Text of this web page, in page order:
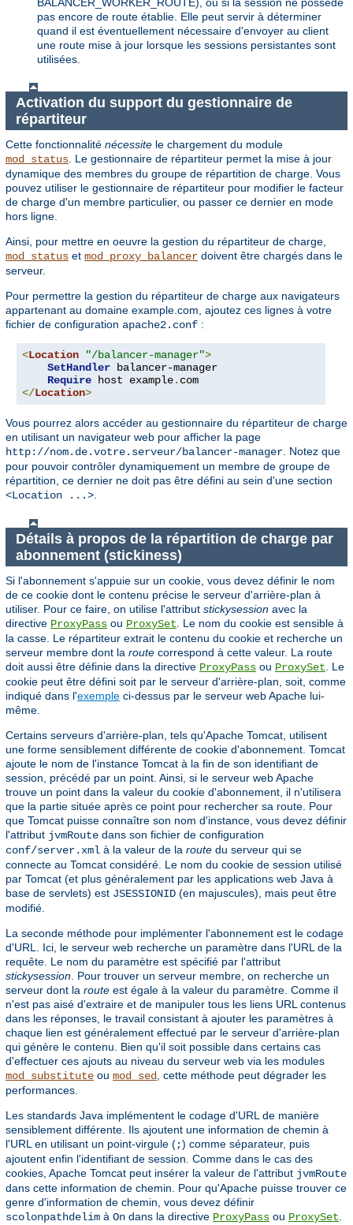
pas encore de route établie. Elle peut servir à déterminer
quand il est éventuellement nécessaire d'envoyer au client
une route mise à jour lorsque les sessions persistantes sont
utilisées.
Activation du support du gestionnaire de
répartiteur
Cette fonctionnalité nécessite le chargement du module
mod_status . Le gestionnaire de répartiteur permet la mise à jour
dynamique des membres du groupe de répartition de charge. Vous
pouvez utiliser le gestionnaire de répartiteur pour modifier le facteur
de charge d'un membre particulier, ou passer ce dernier en mode
hors ligne.
Ainsi, pour mettre en oeuvre la gestion du répartiteur de charge,
mod_status et mod_proxy_balancer doivent être chargés dans le
serveur.
Pour permettre la gestion du répartiteur de charge aux navigateurs
appartenant au domaine example.com, ajoutez ces lignes à votre
fichier de configuration apache2.conf :
<Location "/balancer-manager">
SetHandler balancer-manager
Require host example.
</Location>
Vous pourrez alors accéder au gestionnaire du répartiteur de charge
en utilisant un navigateur web pour afficher la page
http://nom.de.votre.serveur/balancer-manager . Notez que
pour pouvoir contrôler dynamiquement un membre de groupe de
répartition, ce dernier ne doit pas être défini au sein d'une section
<Location ...>
Détails à propos de la répartition de charge par
abonnement (stickiness)
Si l'abonnement s'appuie sur un cookie, vous devez définir le nom
de ce cookie dont le contenu précise le serveur d'arrière-plan à
utiliser. Pour ce faire, on utilise l'attribut stickysession avec la
directive ProxyPass ou ProxySet. Le nom du cookie est sensible à
la casse. Le répartiteur extrait le contenu du cookie et recherche un
serveur membre dont la route correspond à cette valeur. La route
doit aussi être définie dans la directive ProxyPass ou ProxySet. Le
cookie peut être défini soit par le serveur d'arrière-plan, soit, comme
indiqué dans l'exemple ci-dessus par le serveur web Apache lui-
même.
Certains serveurs d'arrière-plan, tels qu'Apache Tomcat, utilisent
une forme sensiblement différente de cookie d'abonnement. Tomcat
ajoute le nom de l'instance Tomcat à la fin de son identifiant de
session, précédé par un point. Ainsi, si le serveur web Apache
trouve un point dans la valeur du cookie d'abonnement, il n'utilisera
que la partie située après ce point pour rechercher sa route. Pour
que Tomcat puisse connaître son nom d'instance, vous devez définir
l'attribut jvmRoute dans son fichier de configuration
conf/server.xml à la valeur de la route du serveur qui se
connecte au Tomcat considéré. Le nom du cookie de session utilisé
par Tomcat (et plus généralement par les applications web Java à
base de servlets) est JSESSIONID (en majuscules), mais peut être
modifié.
La seconde méthode pour implémenter l'abonnement est le codage
d'URL. Ici, le serveur web recherche un paramètre dans l'URL de la
requête. Le nom du paramètre est spécifié par l'attribut
stickysession. Pour trouver un serveur membre, on recherche un
serveur dont la route est égale à la valeur du paramètre. Comme il
n'est pas aisé d'extraire et de manipuler tous les liens URL contenus
dans les réponses, le travail consistant à ajouter les paramètres à
chaque lien est généralement effectué par le serveur d'arrière-plan
qui génère le contenu. Bien qu'il soit possible dans certains cas
d'effectuer ces ajouts au niveau du serveur web via les modules
mod_substitute ou mod_sed, cette méthode peut dégrader les
performances.
Les standards Java implémentent le codage d'URL de manière
sensiblement différente. Ils ajoutent une information de chemin à
l'URL en utilisant un point-virgule (;) comme séparateur, puis
ajoutent enfin l'identifiant de session. Comme dans le cas des
cookies, Apache Tomcat peut insérer la valeur de l'attribut jvmRoute
dans cette information de chemin. Pour qu'Apache puisse trouver ce
genre d'information de chemin, vous devez définir
scolonpathdelim à On dans la directive ProxyPass ou ProxySet.